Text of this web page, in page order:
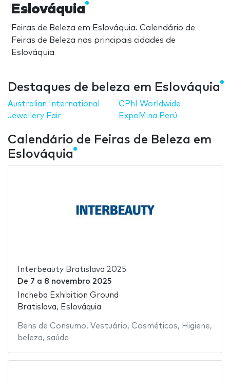
Eslováquia
Feiras de Beleza em Eslováquia. Calendário de
Feiras de Beleza nas principais cidades de
Eslováquia
Destaques de beleza em Eslováquia
Australian International
Jewellery Fair
CPhI Worldwide
ExpoMina Perú
Calendário de Feiras de Beleza em
Eslováquia
Interbeauty Bratislava 2025
De 7 a 8 novembro 2025
Incheba Exhibition Ground
Bratislava, Eslováquia
Bens de Consumo, Vestuário, Cosméticos, Higiene,
beleza, saúde